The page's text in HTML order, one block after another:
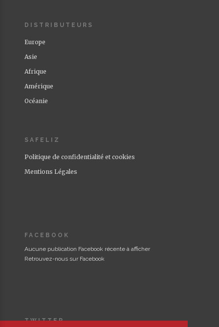
DISTRIBUTEURS
Europe
Asie
Afrique
Amérique
Océanie
SAFELIZ
Politique de confidentialité et cookies
Mentions Légales
FACEBOOK
Aucune publication Facebook récente à afficher
Retrouvez-nous sur Facebook
TWITTER